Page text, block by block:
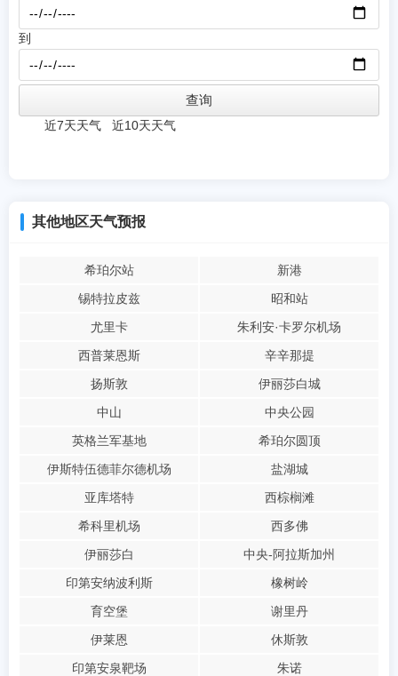
到
近7天天气 近10天天气
其他地区天气预报
希珀尔站
新港
锡特拉皮兹
昭和站
尤里卡
朱利安·卡罗尔机场
西普莱恩斯
辛辛那提
扬斯敦
伊丽莎白城
中山
中央公园
英格兰军基地
希珀尔圆顶
伊斯特伍德菲尔德机场
盐湖城
亚库塔特
西棕榈滩
希科里机场
西多佛
伊丽莎白
中央-阿拉斯加州
印第安纳波利斯
橡树岭
育空堡
谢里丹
伊莱恩
休斯敦
印第安泉靶场
朱诺